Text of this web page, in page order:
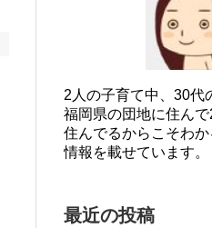
2人の子育て中、30代
福岡県の団地に住ん
住んでるからこそわ
情報を載せています。
最近の投稿